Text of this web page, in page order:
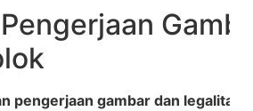
pengerjaan gambar dan legalitas